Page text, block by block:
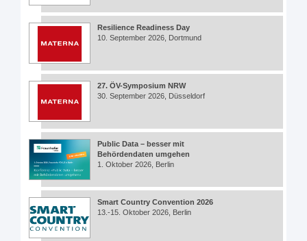
Resilience Readiness Day
10. September 2026, Dortmund
27. ÖV-Symposium NRW
30. September 2026, Düsseldorf
Public Data – besser mit
Behördendaten umgehen
1. Oktober 2026, Berlin
Smart Country Convention 2026
13.-15. Oktober 2026, Berlin